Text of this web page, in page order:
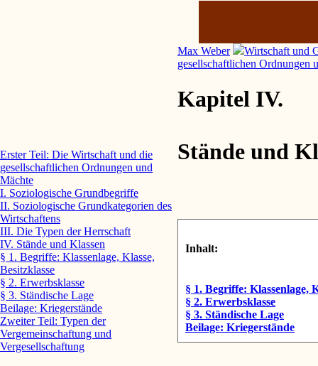
Max Weber
Wirtschaft und
gesellschaftlichen Ordnungen
Kapitel IV.
Stände und
Inhalt:
§ 1. Begriffe: Klassenlage,
§ 2. Erwerbsklasse
§ 3. Ständische Lage
Beilage: Kriegerstände
Erster Teil: Die Wirtschaft und die
gesellschaftlichen Ordnungen und
Mächte
I. Soziologische Grundbegriffe
II. Soziologische Grundkategorien des
Wirtschaftens
III. Die Typen der Herrschaft
IV. Stände und Klassen
§ 1. Begriffe: Klassenlage, Klasse,
Besitzklasse
§ 2. Erwerbsklasse
§ 3. Ständische Lage
Beilage: Kriegerstände
Zweiter Teil: Typen der
Vergemeinschaftung und
Vergesellschaftung